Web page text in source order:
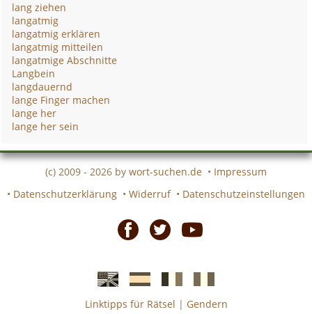
lang ziehen
langatmig
langatmig erklären
langatmig mitteilen
langatmige Abschnitte
Langbein
langdauernd
lange Finger machen
lange her
lange her sein
(c) 2009 - 2026 by wort-suchen.de • Impressum
• Datenschutzerklärung • Widerruf • Datenschutzeinstellungen
EnglischeSpanischefranzösicheitalienische
Linktipps für Rätsel | Gendern